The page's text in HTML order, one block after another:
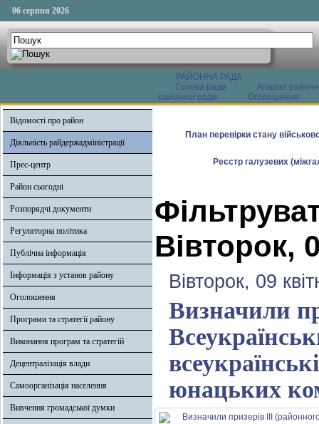
06 серпня 2026
РАЙОННА РАДА
Голова ради
Апарат
районної ради
Оголошення
Відомості про район
Діяльність райдержадміністрації
Прес-центр
Район сьогодні
Розпорядчі документи
Регуляторна політика
Публічна інформація
Інформація з установ району
Оголошення
Програми та стратегії району
Виконання програм та стратегій
Децентралізація влади
Самоорганізація населення
Вивчення громадської думки
План перевірки стану
Реєстр галузевих
Вівторок,
Вівторок, 09
Визначили
юнацьких